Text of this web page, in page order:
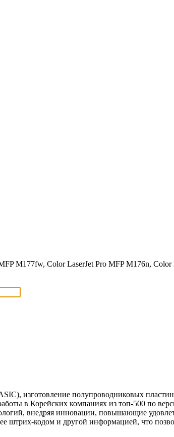
M177fw, Color LaserJet Pro MFP M176n,
изготовление полупроводниковых
в Корейских компаниях из топ-500 по
внедряя инновации, повышающие
кодом и другой информацией, что